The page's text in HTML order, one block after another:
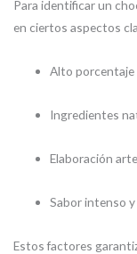
Para identificar un
en ciertos aspectos
Alto porcentaje
Ingredientes
Elaboración
Sabor intenso
Estos factores